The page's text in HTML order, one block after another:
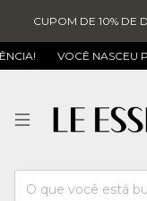
CUPOM DE 10% DE
VOCÊ NASCEU PARA